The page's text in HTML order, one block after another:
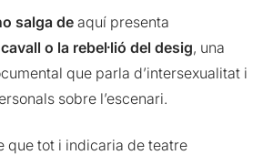
salga de aquí presenta
o la rebel·lió del desig, una
que parla d’intersexualitat i
sobre l’escenari.
que tot i indicaria de teatre